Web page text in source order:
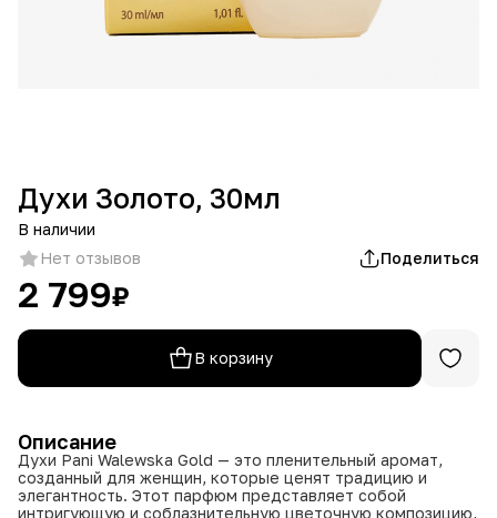
Духи Золото, 30мл
В наличии
Нет отзывов
Поделиться
2 799₽
В корзину
Описание
Духи Pani Walewska Gold — это пленительный аромат,
созданный для женщин, которые ценят традицию и
элегантность. Этот парфюм представляет собой
интригующую и соблазнительную цветочную композицию,